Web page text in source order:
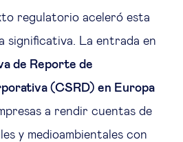
regulatorio aceleró esta
significativa. La entrada en
de Reporte de
(CSRD) en Europa
a rendir cuentas de
y medioambientales con